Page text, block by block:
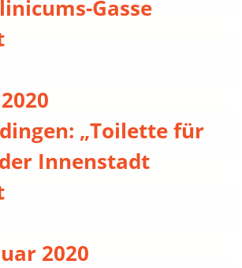
Gasse
„Toilette für
Innenstadt
2020